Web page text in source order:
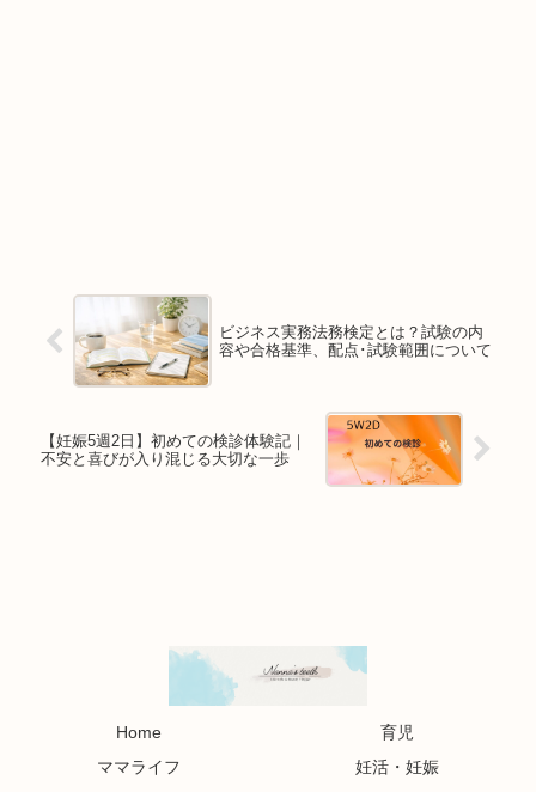
ビジネス実務法務検定とは？試験の内
容や合格基準、配点･試験範囲について
【妊娠5週2日】初めての検診体験記｜
不安と喜びが入り混じる大切な一歩
Home
育児
ママライフ
妊活・妊娠